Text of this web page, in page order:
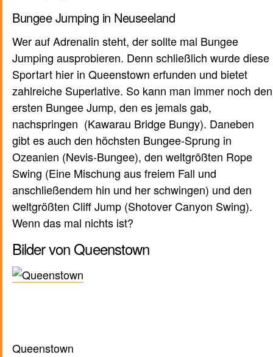
Bungee Jumping in Neuseeland
Wer auf Adrenalin steht, der sollte mal Bungee
Jumping ausprobieren. Denn schließlich wurde diese
Sportart hier in Queenstown erfunden und bietet
zahlreiche Superlative. So kann man immer noch den
ersten Bungee Jump, den es jemals gab,
nachspringen (Kawarau Bridge Bungy). Daneben
gibt es auch den höchsten Bungee-Sprung in
Ozeanien (Nevis-Bungee), den weltgrößten Rope
Swing (Eine Mischung aus freiem Fall und
anschließendem hin und her schwingen) und den
weltgrößten Cliff Jump (Shotover Canyon Swing).
Wenn das mal nichts ist?
Bilder von Queenstown
Queenstown